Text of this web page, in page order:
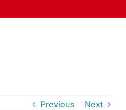
Previous Next